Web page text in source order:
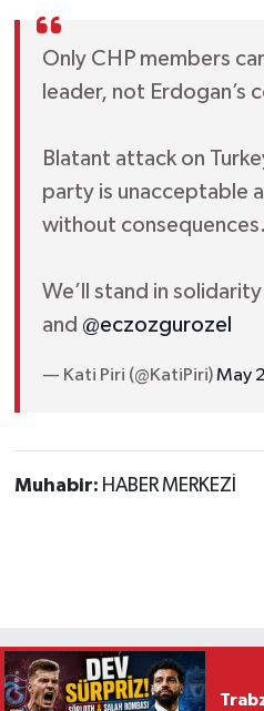
Only CHP members
leader, not Erdogan’s
Blatant attack on
party is unacceptable
without consequences.
We’ll stand in
and @eczozgurozel
— Kati Piri (@KatiPiri)May
Muhabir: HABER MERKEZİ